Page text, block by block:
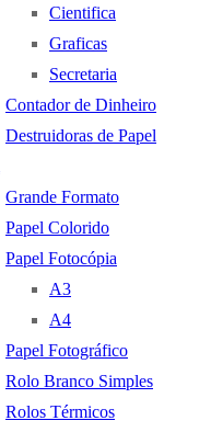
Cientifica
Graficas
Secretaria
Contador de Dinheiro
Destruidoras de Papel
Grande Formato
Papel Colorido
Papel Fotocópia
A3
A4
Papel Fotográfico
Rolo Branco Simples
Rolos Térmicos